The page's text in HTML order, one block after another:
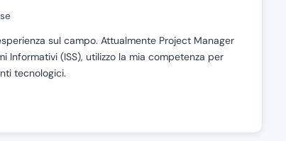
sul campo. Attualmente Project Manager
Informativi (ISS), utilizzo la mia competenza per
tecnologici.